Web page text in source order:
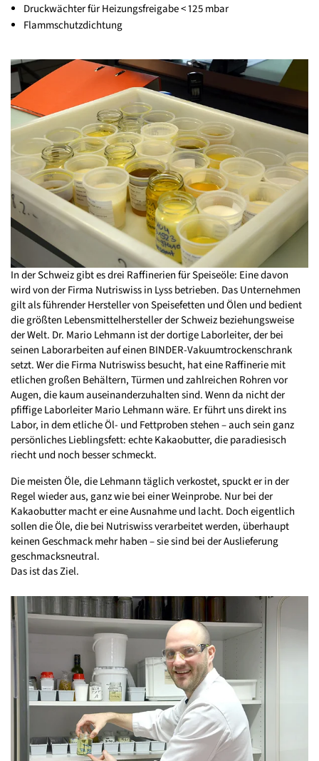
Druckwächter für Heizungsfreigabe < 125 mbar
Flammschutzdichtung
In der Schweiz gibt es drei Raffinerien für Speiseöle: Eine davon
wird von der Firma Nutriswiss in Lyss betrieben. Das Unternehmen
gilt als führender Hersteller von Speisefetten und Ölen und bedient
die größten Lebensmittelhersteller der Schweiz beziehungsweise
der Welt. Dr. Mario Lehmann ist der dortige Laborleiter, der bei
seinen Laborarbeiten auf einen BINDER-Vakuumtrockenschrank
setzt. Wer die Firma Nutriswiss besucht, hat eine Raffinerie mit
etlichen großen Behältern, Türmen und zahlreichen Rohren vor
Augen, die kaum auseinanderzuhalten sind. Wenn da nicht der
pfiffige Laborleiter Mario Lehmann wäre. Er führt uns direkt ins
Labor, in dem etliche Öl- und Fettproben stehen – auch sein ganz
persönliches Lieblingsfett: echte Kakaobutter, die paradiesisch
riecht und noch besser schmeckt.
Die meisten Öle, die Lehmann täglich verkostet, spuckt er in der
Regel wieder aus, ganz wie bei einer Weinprobe. Nur bei der
Kakaobutter macht er eine Ausnahme und lacht. Doch eigentlich
sollen die Öle, die bei Nutriswiss verarbeitet werden, überhaupt
keinen Geschmack mehr haben – sie sind bei der Auslieferung
geschmacksneutral.
Das ist das Ziel.